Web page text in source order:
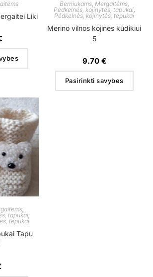
Liki
Berniukams, Mergaitėms,
Pėdkelnės, kojinytės, tapukai,
Pėdkelnės, kojinytės, tepukai
Merino vilnos kojinės kūdikiui
5
9.70 €
Pasirinkti savybes
tapukai
tepukai
Tapu